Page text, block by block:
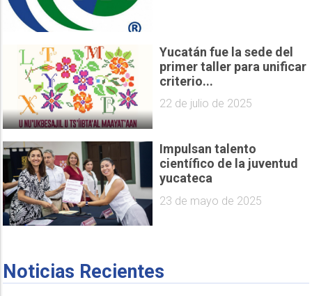
Yucatán fue la sede del
primer taller para unificar
criterio...
22 de julio de 2025
Impulsan talento
científico de la juventud
yucateca
23 de mayo de 2025
Noticias Recientes